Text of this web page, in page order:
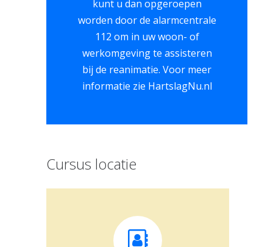
kunt u dan opgeroepen
worden door de alarmcentrale
112 om in uw woon- of
werkomgeving te assisteren
bij de reanimatie. Voor meer
informatie zie HartslagNu.nl
Cursus locatie
"de Bundel"